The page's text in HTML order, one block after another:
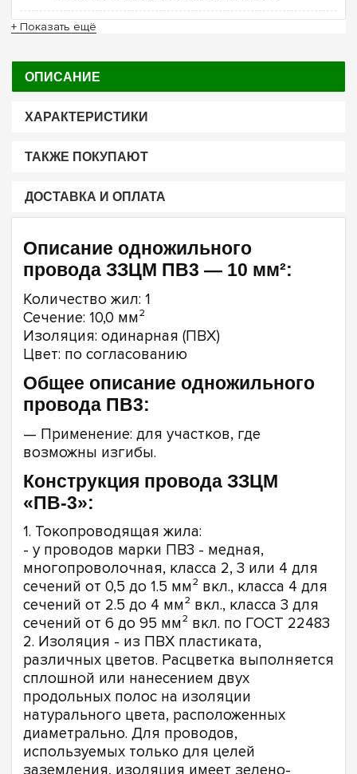
+ Показать ещё
ОПИСАНИЕ
ХАРАКТЕРИСТИКИ
ТАКЖЕ ПОКУПАЮТ
ДОСТАВКА И ОПЛАТА
Описание одножильного
провода ЗЗЦМ ПВ3 — 10 мм²:
Количество жил: 1
Сечение: 10,0 мм²
Изоляция: одинарная (ПВХ)
Цвет: по согласованию
Общее описание одножильного
провода ПВ3:
— Применение: для участков, где
возможны изгибы.
Конструкция провода ЗЗЦМ
«ПВ-3»:
1. Токопроводящая жила:
- у проводов марки ПВ3 - медная,
многопроволочная, класса 2, 3 или 4 для
сечений от 0,5 до 1.5 мм² вкл., класса 4 для
сечений от 2.5 до 4 мм² вкл., класса 3 для
сечений от 6 до 95 мм² вкл. по ГОСТ 22483
2. Изоляция - из ПВХ пластиката,
различных цветов. Расцветка выполняется
сплошной или нанесением двух
продольных полос на изоляции
натурального цвета, расположенных
диаметрально. Для проводов,
используемых только для целей